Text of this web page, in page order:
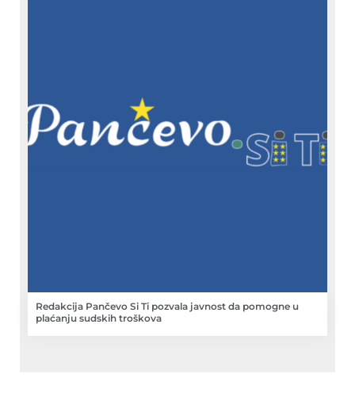
Redakcija Pančevo Si Ti pozvala javnost da pomogne u
plaćanju sudskih troškova